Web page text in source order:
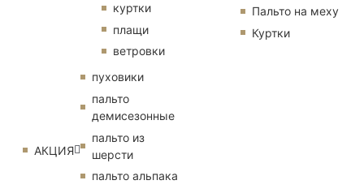
куртки
плащи
ветровки
АКЦИЯ
пуховики
пальто
демисезонные
пальто из
шерсти
пальто альпака
Пальто на меху
Куртки